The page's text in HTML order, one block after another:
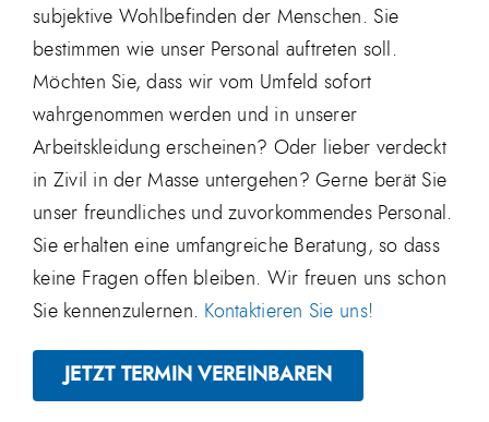
subjektive Wohlbefinden der Menschen. Sie
bestimmen wie unser Personal auftreten soll.
Möchten Sie, dass wir vom Umfeld sofort
wahrgenommen werden und in unserer
Arbeitskleidung erscheinen? Oder lieber verdeckt
in Zivil in der Masse untergehen? Gerne berät Sie
unser freundliches und zuvorkommendes Personal.
Sie erhalten eine umfangreiche Beratung, so dass
keine Fragen offen bleiben. Wir freuen uns schon
Sie kennenzulernen. Kontaktieren Sie uns!
JETZT TERMIN VEREINBAREN